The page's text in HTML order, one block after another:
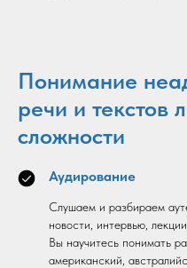
Понимание
речи и текстов
сложности
Аудирование
Слушаем и разбираем
новости, интервью,
Вы научитесь понимать
американский,